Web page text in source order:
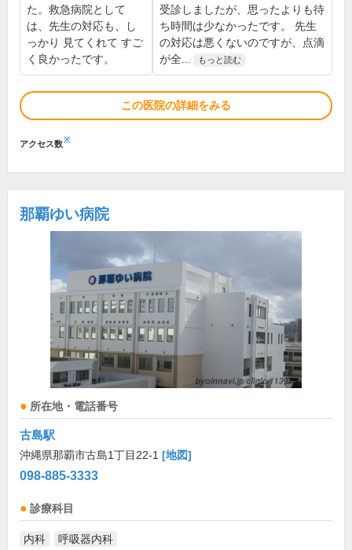
た。救急病院として
は、先生の対応も、し
っかり 見てくれて すご
く良かったです。
受診しましたが、思ったよりも待
ち時間は少なかったです。 先生
の対応は悪くないのですが、点滴
が全...
もっと読む
この医院の詳細をみる
アクセス数※
那覇ゆい病院
所在地・電話番号
古島駅
沖縄県那覇市古島1丁目22-1 [地図]
098-885-3333
診療科目
内科 呼吸器内科